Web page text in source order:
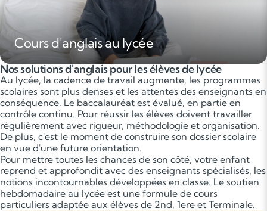
Cours d'anglais au lycée
Nos solutions d'anglais pour les élèves de lycée
Au lycée, la cadence de travail augmente, les programmes
scolaires sont plus denses et les attentes des enseignants en
conséquence. Le baccalauréat est évalué, en partie en
contrôle continu. Pour réussir les élèves doivent travailler
régulièrement avec rigueur, méthodologie et organisation.
De plus, c'est le moment de construire son dossier scolaire
en vue d'une future orientation.
Pour mettre toutes les chances de son côté, votre enfant
reprend et approfondit avec des enseignants spécialisés, les
notions incontournables développées en classe. Le soutien
hebdomadaire au lycée est une formule de cours
particuliers adaptée aux élèves de 2nd, 1ere et Terminale.